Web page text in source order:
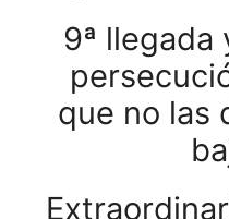
9ª llegada
que no las